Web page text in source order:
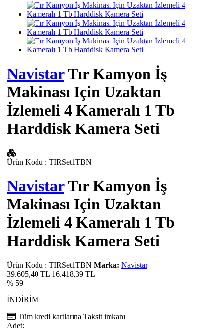
NavistarTır Kamyon İş
Makinası Için Uzaktan
İzlemeli 4 Kameralı 1 Tb
Harddisk Kamera Seti
Ürün Kodu : TIRSet1TBN
NavistarTır Kamyon İş
Makinası Için Uzaktan
İzlemeli 4 Kameralı 1 Tb
Harddisk Kamera Seti
Ürün Kodu : TIRSet1TBN Marka: Navistar
39.605,40 TL 16.418,39 TL
% 59
İNDİRİM
Tüm kredi kartlarına Taksit imkanı
Adet: